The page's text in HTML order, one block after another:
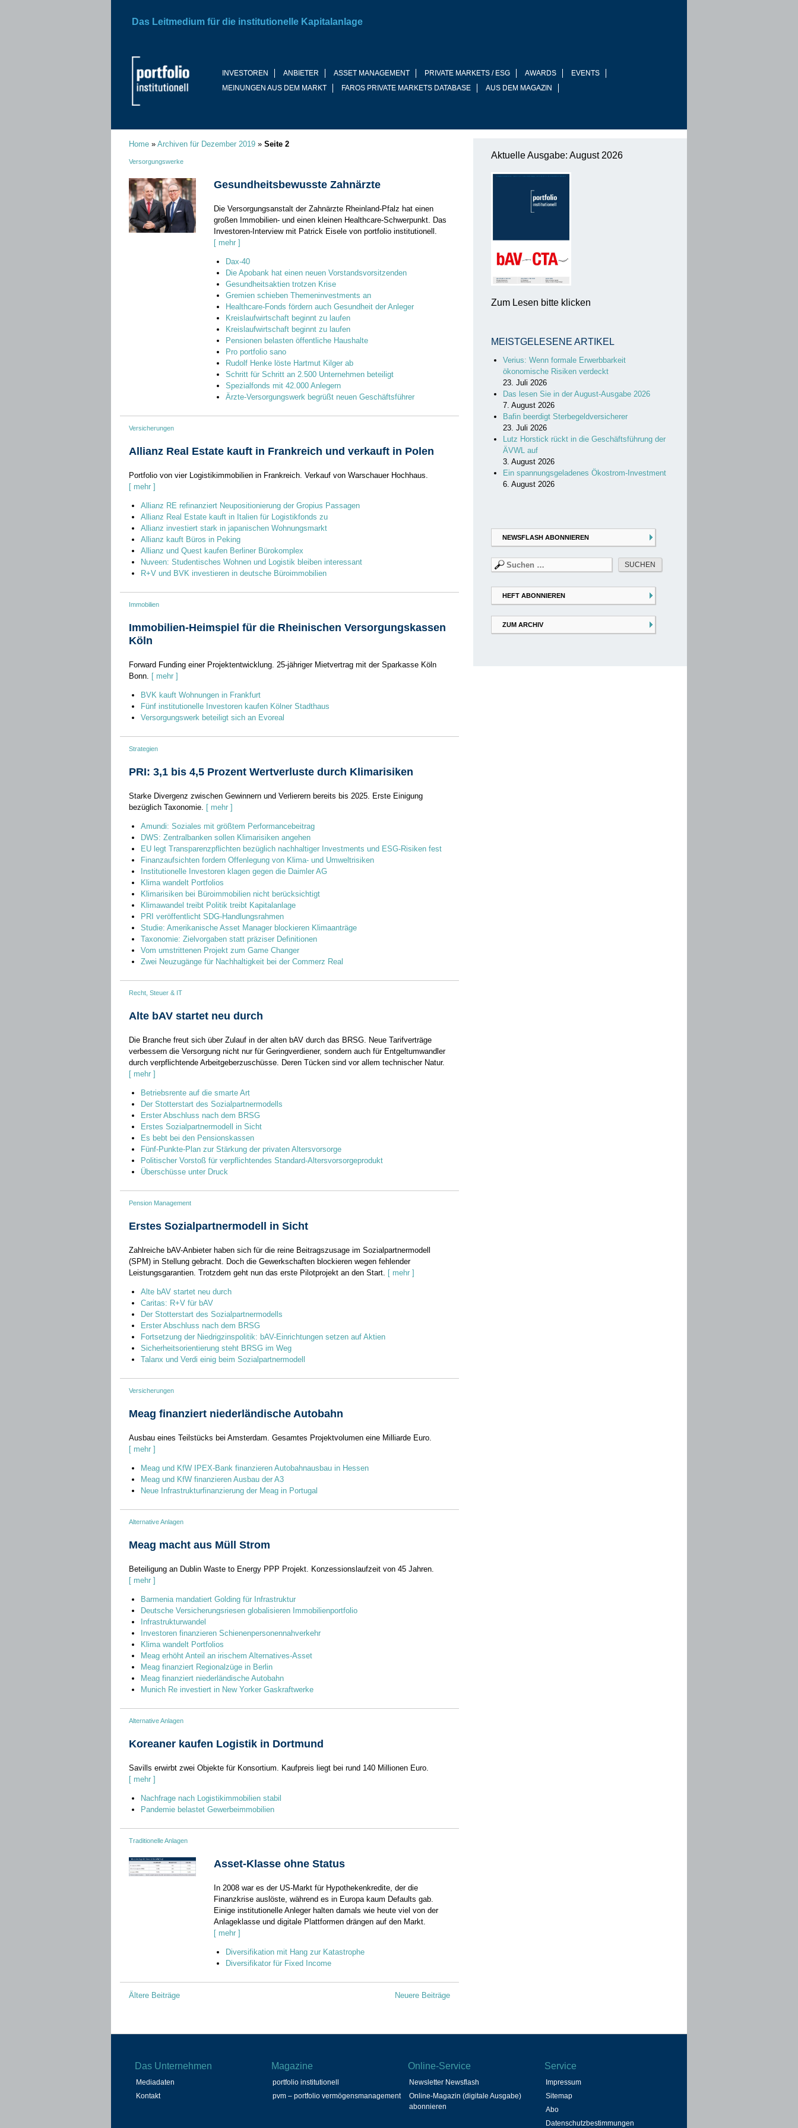
INVESTOREN ANBIETER ASSET MANAGEMENT PRIVATE MARKETS / ESG AWARDS
EVENTS
MEINUNGEN AUS DEM MARKT
FAROS PRIVATE MARKETS DATABASE AUS DEM MAGAZIN
Das Leitmedium für die institutionelle Kapitalanlage
Home » Archiven für Dezember 2019 » Seite 2
Versorgungswerke
Gesundheitsbewusste Zahnärzte
Die Versorgungsanstalt der Zahnärzte Rheinland-Pfalz hat einen
großen Immobilien- und einen kleinen Healthcare-Schwerpunkt. Das
Investoren-Interview mit Patrick Eisele von portfolio institutionell.
[ mehr ]
Dax-40
Die Apobank hat einen neuen Vorstandsvorsitzenden
Gesundheitsaktien trotzen Krise
Gremien schieben Themeninvestments an
Healthcare-Fonds fördern auch Gesundheit der Anleger
Kreislaufwirtschaft beginnt zu laufen
Kreislaufwirtschaft beginnt zu laufen
Pensionen belasten öffentliche Haushalte
Pro portfolio sano
Rudolf Henke löste Hartmut Kilger ab
Schritt für Schritt an 2.500 Unternehmen beteiligt
Spezialfonds mit 42.000 Anlegern
Ärzte-Versorgungswerk begrüßt neuen Geschäftsführer
Versicherungen
Allianz Real Estate kauft in Frankreich und verkauft in Polen
Portfolio von vier Logistikimmobilien in Frankreich. Verkauf von Warschauer Hochhaus.
[ mehr ]
Allianz RE refinanziert Neupositionierung der Gropius Passagen
Allianz Real Estate kauft in Italien für Logistikfonds zu
Allianz investiert stark in japanischen Wohnungsmarkt
Allianz kauft Büros in Peking
Allianz und Quest kaufen Berliner Bürokomplex
Nuveen: Studentisches Wohnen und Logistik bleiben interessant
R+V und BVK investieren in deutsche Büroimmobilien
Immobilien
Immobilien-Heimspiel für die Rheinischen Versorgungskassen
Köln
Forward Funding einer Projektentwicklung. 25-jähriger Mietvertrag mit der Sparkasse Köln
Bonn. [ mehr ]
BVK kauft Wohnungen in Frankfurt
Fünf institutionelle Investoren kaufen Kölner Stadthaus
Versorgungswerk beteiligt sich an Evoreal
Strategien
PRI: 3,1 bis 4,5 Prozent Wertverluste durch Klimarisiken
Starke Divergenz zwischen Gewinnern und Verlierern bereits bis 2025. Erste Einigung
bezüglich Taxonomie. [ mehr ]
Amundi: Soziales mit größtem Performancebeitrag
DWS: Zentralbanken sollen Klimarisiken angehen
EU legt Transparenzpflichten bezüglich nachhaltiger Investments und ESG-Risiken fest
Finanzaufsichten fordern Offenlegung von Klima- und Umweltrisiken
Institutionelle Investoren klagen gegen die Daimler AG
Klima wandelt Portfolios
Klimarisiken bei Büroimmobilien nicht berücksichtigt
Klimawandel treibt Politik treibt Kapitalanlage
PRI veröffentlicht SDG-Handlungsrahmen
Studie: Amerikanische Asset Manager blockieren Klimaanträge
Taxonomie: Zielvorgaben statt präziser Definitionen
Vom umstrittenen Projekt zum Game Changer
Zwei Neuzugänge für Nachhaltigkeit bei der Commerz Real
Recht, Steuer & IT
Alte bAV startet neu durch
Die Branche freut sich über Zulauf in der alten bAV durch das BRSG. Neue Tarifverträge
verbessern die Versorgung nicht nur für Geringverdiener, sondern auch für Entgeltumwandler
durch ­verpflichtende Arbeitgeberzuschüsse. Deren Tücken sind vor allem technischer ­Natur.
[ mehr ]
Betriebsrente auf die smarte Art
Der Stotterstart des Sozialpartnermodells
Erster Abschluss nach dem BRSG
Erstes Sozialpartnermodell in Sicht
Es bebt bei den Pensionskassen
Fünf-Punkte-Plan zur Stärkung der privaten Altersvorsorge
Politischer Vorstoß für verpflichtendes Standard-Altersvorsorgeprodukt
Überschüsse unter Druck
Pension Management
Erstes Sozialpartnermodell in Sicht
Zahlreiche bAV-Anbieter haben sich für die reine Beitragszusage im Sozialpartnermodell
(SPM) in Stellung gebracht. Doch die Gewerkschaften blockieren wegen fehlender
Leistungsgarantien. Trotzdem geht nun das erste Pilotprojekt an den Start. [ mehr ]
Alte bAV startet neu durch
Caritas: R+V für bAV
Der Stotterstart des Sozialpartnermodells
Erster Abschluss nach dem BRSG
Fortsetzung der Niedrigzinspolitik: bAV-Einrichtungen setzen auf Aktien
Sicherheitsorientierung steht BRSG im Weg
Talanx und Verdi einig beim Sozialpartnermodell
Versicherungen
Meag finanziert niederländische Autobahn
Ausbau eines Teilstücks bei Amsterdam. Gesamtes Projektvolumen eine Milliarde Euro.
[ mehr ]
Meag und KfW IPEX-Bank finanzieren Autobahnausbau in Hessen
Meag und KfW finanzieren Ausbau der A3
Neue Infrastrukturfinanzierung der Meag in Portugal
Alternative Anlagen
Meag macht aus Müll Strom
Beteiligung an Dublin Waste to Energy PPP Projekt. Konzessionslaufzeit von 45 Jahren.
[ mehr ]
Barmenia mandatiert Golding für Infrastruktur
Deutsche Versicherungsriesen globalisieren Immobilienportfolio
Infrastrukturwandel
Investoren finanzieren Schienenpersonennahverkehr
Klima wandelt Portfolios
Meag erhöht Anteil an irischem Alternatives-Asset
Meag finanziert Regionalzüge in Berlin
Meag finanziert niederländische Autobahn
Munich Re investiert in New Yorker Gaskraftwerke
Alternative Anlagen
Koreaner kaufen Logistik in Dortmund
Savills erwirbt zwei Objekte für Konsortium. Kaufpreis liegt bei rund 140 Millionen Euro.
[ mehr ]
Nachfrage nach Logistikimmobilien stabil
Pandemie belastet Gewerbeimmobilien
Traditionelle Anlagen
Asset-Klasse ohne Status
In 2008 war es der US-Markt für Hypothekenkredite, der die
Finanzkrise­ auslöste, während es in Europa kaum Defaults gab.
Einige institutionelle­ Anleger halten damals wie heute viel von der
Anlageklasse­ und digitale Plattformen drängen auf den Markt.
[ mehr ]
Diversifikation mit Hang zur Katastrophe
Diversifikator für Fixed Income
Beitragsnavigation
Ältere Beiträge Neuere Beiträge
Aktuelle Ausgabe: August 2026
Zum Lesen bitte klicken
MEISTGELESENE ARTIKEL
Verius: Wenn formale Erwerbbarkeit
ökonomische Risiken verdeckt
23. Juli 2026
Das lesen Sie in der August-Ausgabe 2026
7. August 2026
Bafin beerdigt Sterbegeldversicherer
23. Juli 2026
Lutz Horstick rückt in die Geschäftsführung der
ÄVWL auf
3. August 2026
Ein spannungsgeladenes Ökostrom-Investment
6. August 2026
NEWSFLASH ABONNIEREN
Suchen
nach:
HEFT ABONNIEREN
ZUM ARCHIV
Das Unternehmen
Mediadaten
Kontakt
Magazine
portfolio institutionell
pvm – portfolio vermögensmanagement
Online-Service
Newsletter Newsflash
Online-Magazin (digitale Ausgabe)
abonnieren
Service
Impressum
Sitemap
Abo
Datenschutzbestimmungen